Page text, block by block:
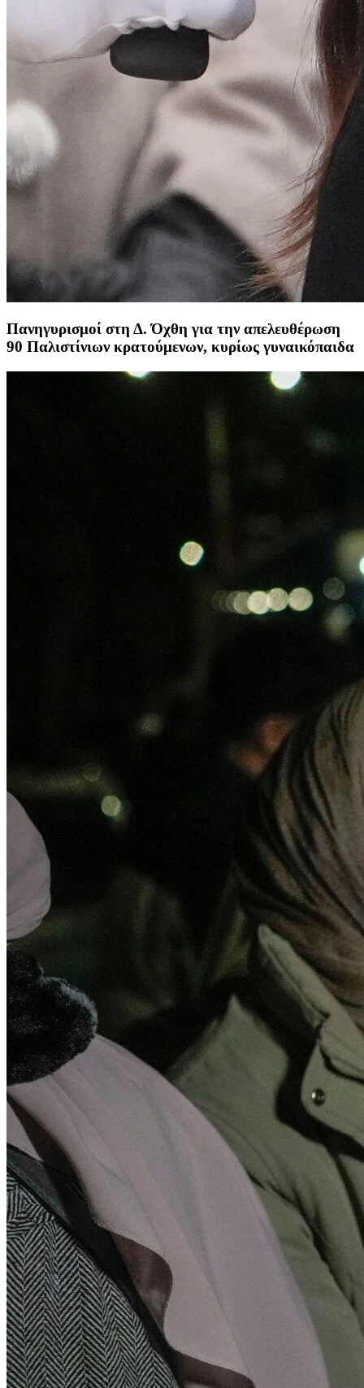
Πανηγυρισμοί στη Δ. Όχθη για την απελευθέρωση
90 Παλιστίνιων κρατούμενων, κυρίως γυναικόπαιδα